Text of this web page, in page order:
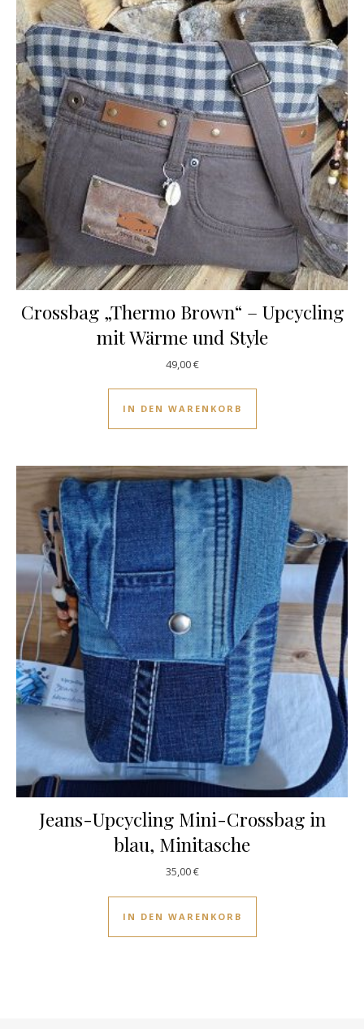
Crossbag „Thermo Brown“ – Upcycling
mit Wärme und Style
49,00€
IN DEN WARENKORB
Jeans-Upcycling Mini-Crossbag in
blau, Minitasche
35,00€
IN DEN WARENKORB